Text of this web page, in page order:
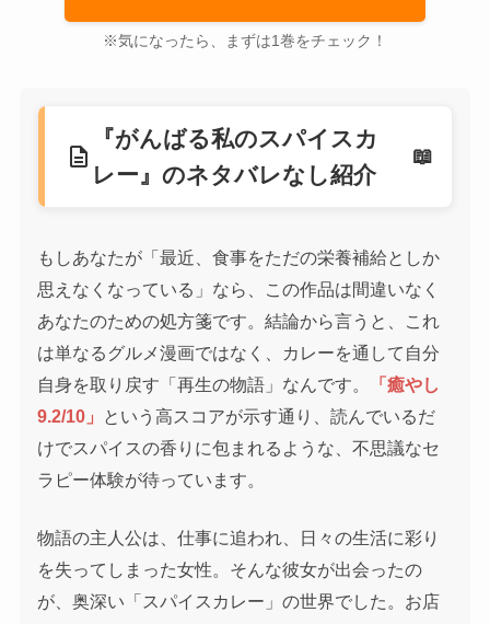
※気になったら、まずは1巻をチェック！
description
『がんばる私のスパイスカ
レー』のネタバレなし紹介
もしあなたが「最近、食事をただの栄養補給としか
思えなくなっている」なら、この作品は間違いなく
あなたのための処方箋です。結論から言うと、これ
は単なるグルメ漫画ではなく、カレーを通して自分
自身を取り戻す「再生の物語」なんです。
「癒やし
9.2/10」
という高スコアが示す通り、読んでいるだ
けでスパイスの香りに包まれるような、不思議なセ
ラピー体験が待っています。
物語の主人公は、仕事に追われ、日々の生活に彩り
を失ってしまった女性。そんな彼女が出会ったの
が、奥深い「スパイスカレー」の世界でした。お店